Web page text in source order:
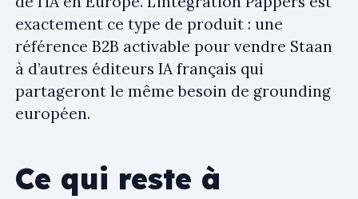
exactement ce type de produit : une
référence B2B activable pour vendre Staan
à d’autres éditeurs IA français qui
partageront le même besoin de grounding
européen.
Ce qui reste à